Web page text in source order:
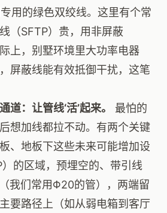
用的绿色双绞线。这里有个常
（SFTP）贵，用非屏蔽
上，别墅环境里大功率电器
屏蔽线能有效抵御干扰，这笔
：让管线‘活’起来。
最怕的
想加线都拉不动。有两个关键
、地板下这些未来可能增加设
的区域，预埋空的、带引线
我们常用Φ20的管），两端留
要路径上（如从弱电箱到客厅